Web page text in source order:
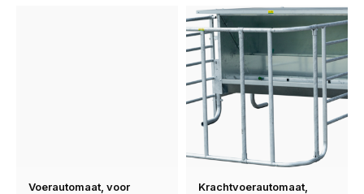
Voerautomaat, voor
Krachtvoerautomaat,